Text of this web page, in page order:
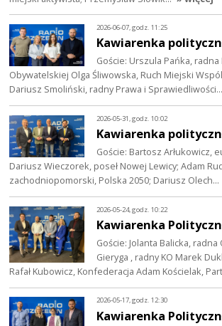
2026-06-07, godz. 11:25
Kawiarenka
Goście: Urszula Pańka, radna
Obywatelskiej Olga Śliwowska, Ruch Miejski
Dariusz Smoliński, radny Prawa i Sprawiedliwości…
2026-05-31, godz. 10:02
Kawiarenka
Goście: Bartosz Arłukowicz,
Dariusz Wieczorek, poseł Nowej Lewicy; Adam
zachodniopomorski, Polska 2050; Dariusz Olech…
2026-05-24, godz. 10:22
Kawiarenka
Goście: Jolanta Balicka,
Gieryga , radny KO Marek
Rafał Kubowicz, Konfederacja Adam Kościelak,
2026-05-17, godz. 12:30
Kawiarenka